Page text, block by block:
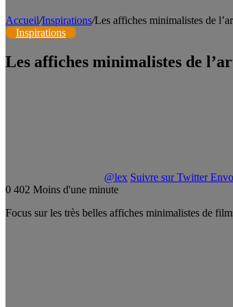
Accueil/Inspirations/Les affiches minimalistes de
Inspirations
Les affiches minimalistes de
@lex Suivre sur Twitter
0 402 Moins d'une minute
Focus sur les très belles affiches minimalistes de